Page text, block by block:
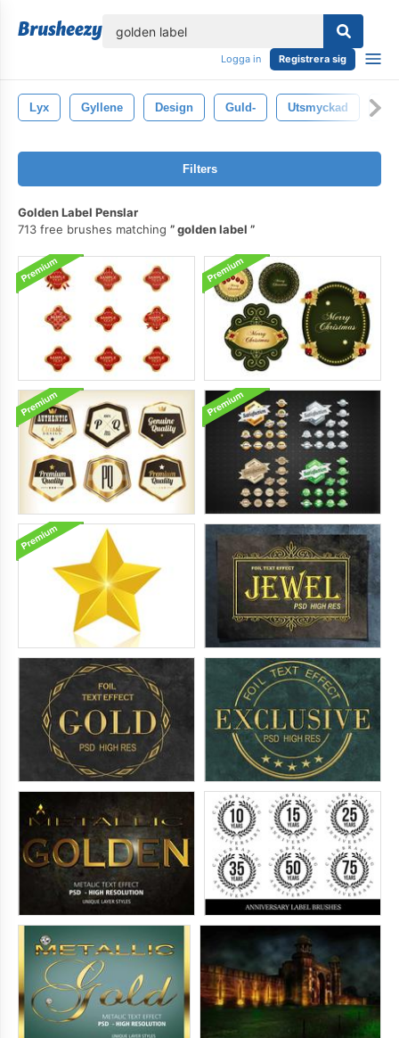
Logga in Registrera sig
Lyx Gyllene Design Guld- Utsmyckad
Filters
Golden Label Penslar
713 free brushes matching
golden label